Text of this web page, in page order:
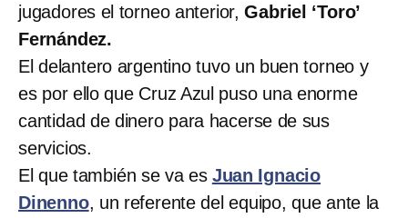
jugadores el torneo anterior,Gabriel ‘Toro’
Fernández.
El delantero argentino tuvo un buen torneo y
es por ello que Cruz Azul puso una enorme
cantidad de dinero para hacerse de sus
servicios.
El que también se va es Juan Ignacio
Dinenno, un referente del equipo, que ante la